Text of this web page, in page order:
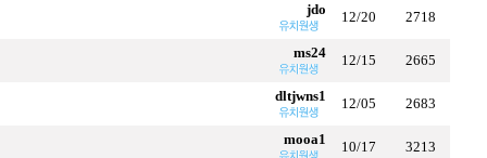
jdo 12/20 2718
ms24 12/15 2665
dltjwns1 12/05 2683
mooa1 10/17 3213